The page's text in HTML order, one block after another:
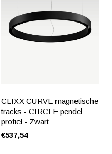
CLIXX CURVE magnetische
tracks - CIRCLE pendel
profiel - Zwart
€537,54